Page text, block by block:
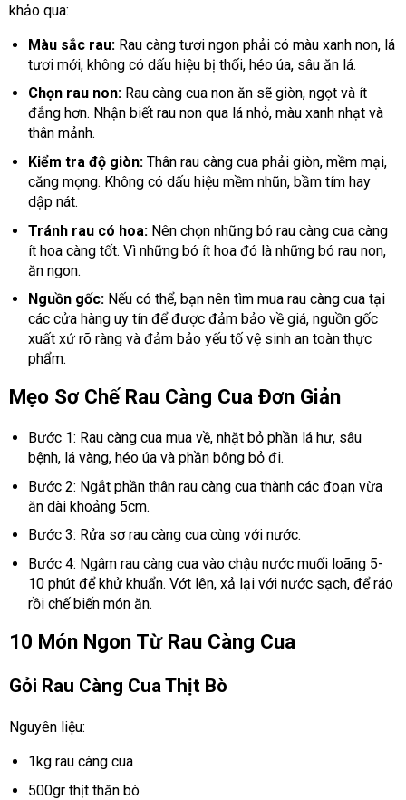
khảo qua:
Màu sắc rau:Rau càng tươi ngon phải có màu xanh non, lá
tươi mới, không có dấu hiệu bị thối, héo úa, sâu ăn lá.
Chọn rau non:Rau càng cua non ăn sẽ giòn, ngọt và ít
đắng hơn. Nhận biết rau non qua lá nhỏ, màu xanh nhạt và
thân mảnh.
Kiểm tra độ giòn:Thân rau càng cua phải giòn, mềm mại,
căng mọng. Không có dấu hiệu mềm nhũn, bầm tím hay
dập nát.
Tránh rau có hoa:Nên chọn những bó rau càng cua càng
ít hoa càng tốt. Vì những bó ít hoa đó là những bó rau non,
ăn ngon.
Nguồn gốc:Nếu có thể, bạn nên tìm mua rau càng cua tại
các cửa hàng uy tín để được đảm bảo về giá, nguồn gốc
xuất xứ rõ ràng và đảm bảo yếu tố vệ sinh an toàn thực
phẩm.
Mẹo Sơ Chế Rau Càng Cua Đơn Giản
Bước 1: Rau càng cua mua về, nhặt bỏ phần lá hư, sâu
bệnh, lá vàng, héo úa và phần bông bỏ đi.
Bước 2: Ngắt phần thân rau càng cua thành các đoạn vừa
ăn dài khoảng 5cm.
Bước 3: Rửa sơ rau càng cua cùng với nước.
Bước 4: Ngâm rau càng cua vào chậu nước muối loãng 5-
10 phút để khử khuẩn. Vớt lên, xả lại với nước sạch, để ráo
rồi chế biến món ăn.
10 Món Ngon Từ Rau Càng Cua
Gỏi Rau Càng Cua Thịt Bò
Nguyên liệu:
1kg rau càng cua
500gr thịt thăn bò